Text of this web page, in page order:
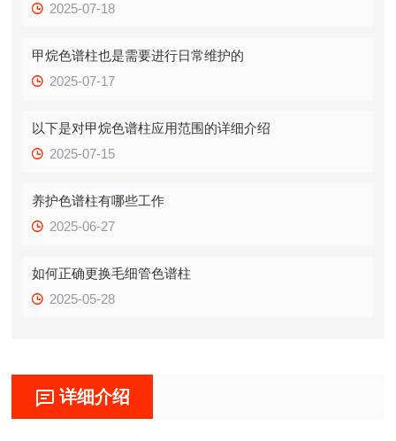
2025-07-18
甲烷色谱柱也是需要进行日常维护的
2025-07-17
以下是对甲烷色谱柱应用范围的详细介绍
2025-07-15
养护色谱柱有哪些工作
2025-06-27
如何正确更换毛细管色谱柱
2025-05-28
详细介绍